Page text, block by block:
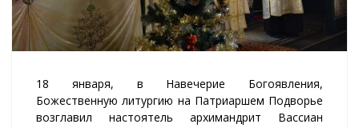
18 января, в Навечерие Богоявления,
Божественную литургию на Патриаршем Подворье
возглавил настоятель архимандрит Вассиан